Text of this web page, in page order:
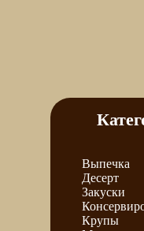
Выпечка
Десерт
Закуски
Крупы